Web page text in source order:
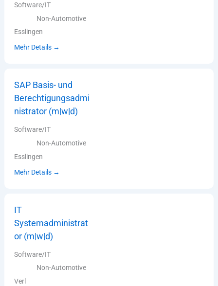
Software/IT
Non-Automotive
Esslingen
Mehr Details
SAP Basis- und
Berechtigungsadmi
nistrator (m|w|d)
Software/IT
Non-Automotive
Esslingen
Mehr Details
IT
Systemadministrat
or (m|w|d)
Software/IT
Non-Automotive
Verl